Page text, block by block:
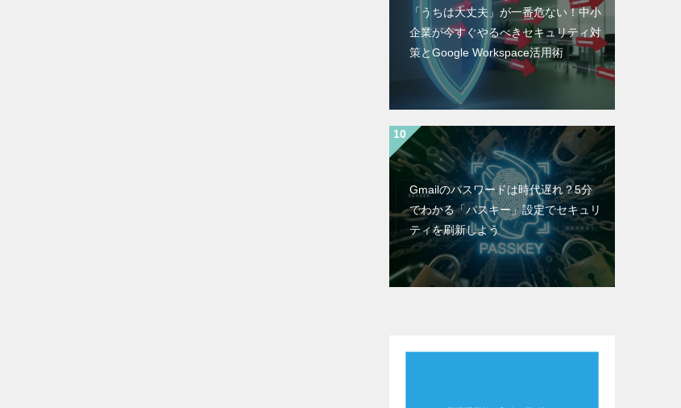
「うちは大丈夫」が一番危ない！中小
企業が今すぐやるべきセキュリティ対
策とGoogle Workspace活用術
Gmailのパスワードは時代遅れ？5分
でわかる「パスキー」設定でセキュリ
ティを刷新しよう